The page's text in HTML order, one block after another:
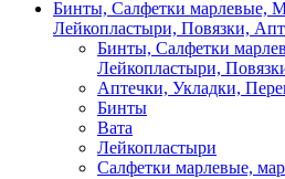
Бинты, Салфетки марлевые,
Лейкопластыри, Повязки,
Бинты, Салфетки
Лейкопластыри,
Аптечки, Укладки,
Бинты
Вата
Лейкопластыри
Салфетки марлевые,